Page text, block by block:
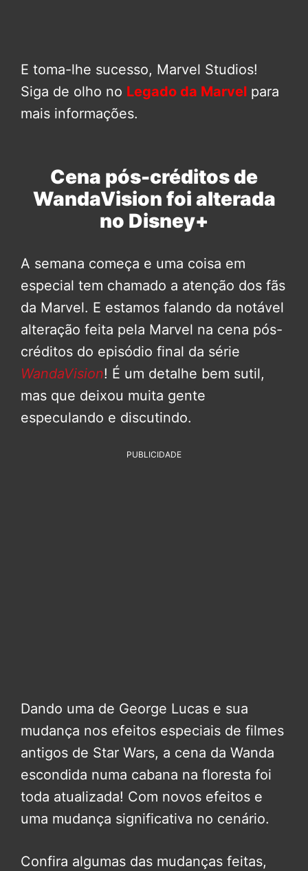
E toma-lhe sucesso, Marvel Studios!
Siga de olho no Legado da Marvel para
mais informações.
Cena pós-créditos de
WandaVision foi alterada
no Disney+
A semana começa e uma coisa em
especial tem chamado a atenção dos fãs
da Marvel. E estamos falando da notável
alteração feita pela Marvel na cena pós-
créditos do episódio final da série
WandaVision! É um detalhe bem sutil,
mas que deixou muita gente
especulando e discutindo.
PUBLICIDADE
Dando uma de George Lucas e sua
mudança nos efeitos especiais de filmes
antigos de Star Wars, a cena da Wanda
escondida numa cabana na floresta foi
toda atualizada! Com novos efeitos e
uma mudança significativa no cenário.
Confira algumas das mudanças feitas,